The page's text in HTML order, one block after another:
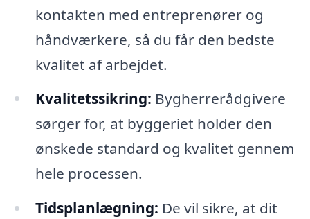
kontakten med entreprenører og
håndværkere, så du får den bedste
kvalitet af arbejdet.
Kvalitetssikring: Bygherrerådgivere
sørger for, at byggeriet holder den
ønskede standard og kvalitet gennem
hele processen.
Tidsplanlægning: De vil sikre, at dit